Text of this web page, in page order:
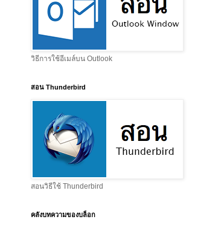
วิธีการใช้อีเมล์บน Outlook
สอน Thunderbird
สอนวิธีใช้ Thunderbird
คลังบทความของบล็อก